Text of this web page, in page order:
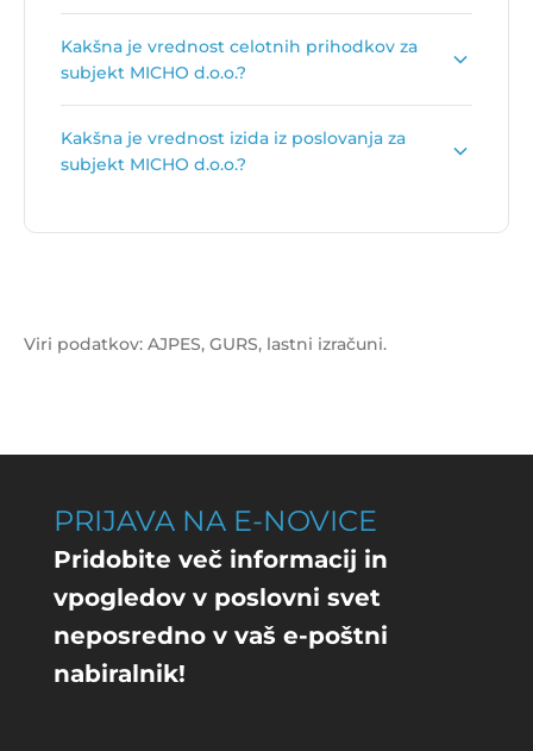
Trgovina na debelo z obdelovalnimi stroji
Kakšna je vrednost celotnih prihodkov za
subjekt MICHO d.o.o.?
d.o.o. je93.004 €.
Kakšna je vrednost izida iz poslovanja za
subjekt MICHO d.o.o.?
d.o.o. je6.009 €.
Viri podatkov: AJPES, GURS, lastni izračuni.
PRIJAVA NA E-NOVICE
Pridobite več informacij in
vpogledov v poslovni svet
neposredno v vaš e-poštni
nabiralnik!